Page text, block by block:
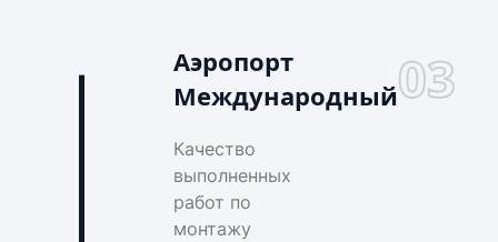
Аэропорт
Международный03
Качество
выполненных
работ по
монтажу